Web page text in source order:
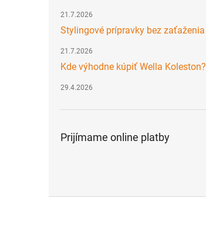
21.7.2026
Stylingové prípravky bez zaťaženia
21.7.2026
Kde výhodne kúpiť Wella Koleston?
29.4.2026
Prijímame online platby